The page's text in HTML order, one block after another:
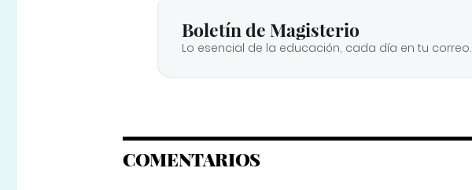
Boletín de Magisterio
Lo esencial de la educación, cada día en tu correo.
COMENTARIOS